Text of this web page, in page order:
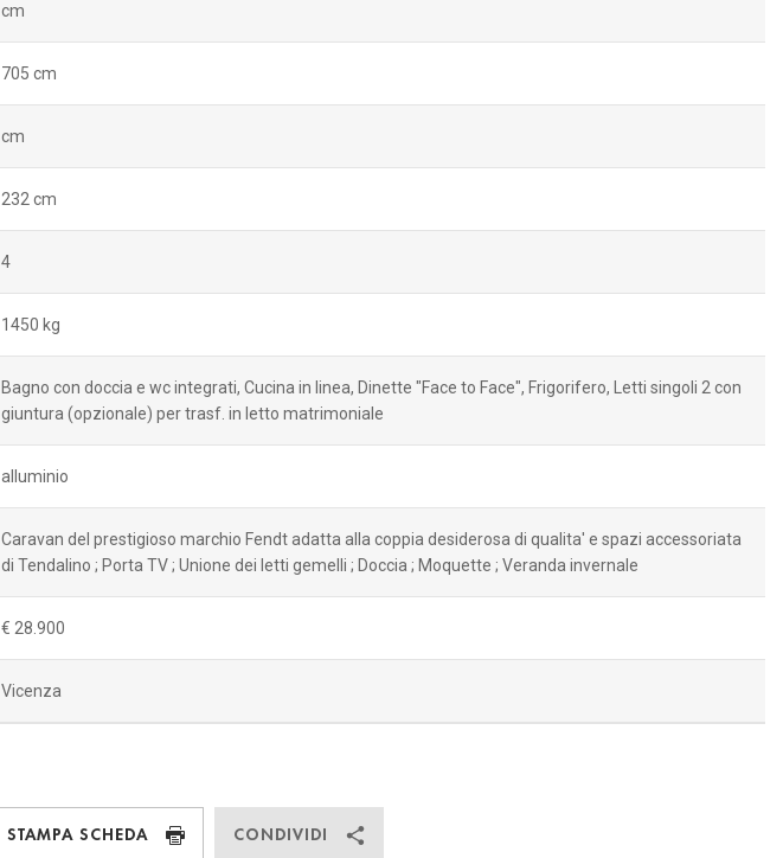
cm
705 cm
cm
232 cm
4
1450 kg
Bagno con doccia e wc integrati, Cucina in linea, Dinette "Face to Face", Frigorifero, Letti singoli 2 con
giuntura (opzionale) per trasf. in letto matrimoniale
alluminio
Caravan del prestigioso marchio Fendt adatta alla coppia desiderosa di qualita' e spazi accessoriata
di Tendalino ; Porta TV ; Unione dei letti gemelli ; Doccia ; Moquette ; Veranda invernale
€ 28.900
Vicenza
STAMPA SCHEDA CONDIVIDI